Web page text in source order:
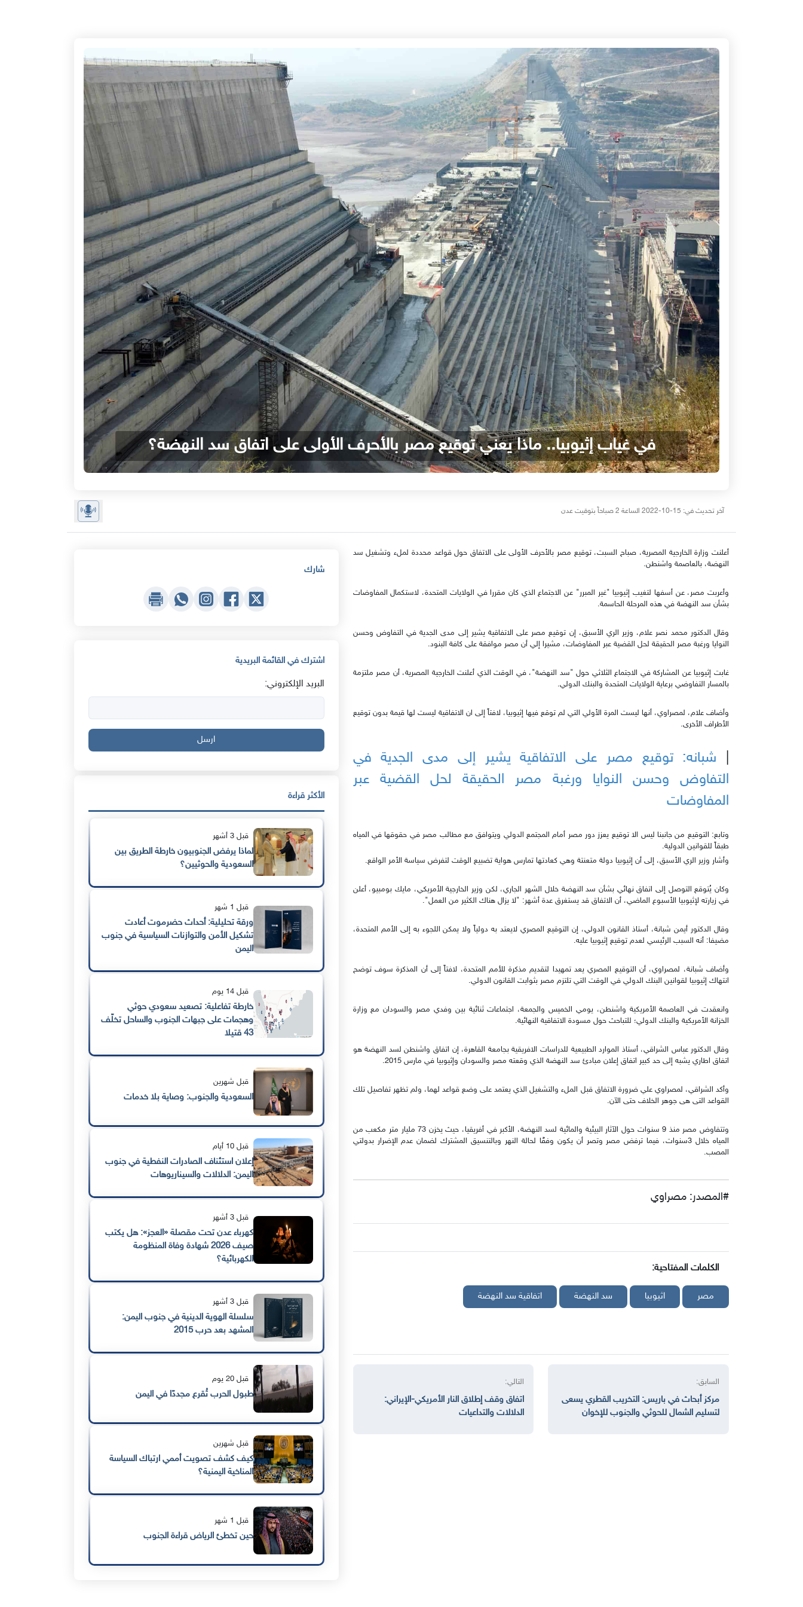
في غياب إثيوبيا.. ماذا يعني توقيع مصر بالأحرف الأولى على اتفاق سد النهضة؟
آخر تحديث في: 15-10-2022 الساعة 2 صباحاً بتوقيت عدن
أعلنت وزارة الخارجية المصرية، صباح السبت، توقيع مصر بالأحرف الأولى على الاتفاق حول قواعد محددة لملء وتشغيل سد
النهضة، بالعاصمة واشنطن.
وأعربت مصر، عن أسفها لتغيب إثيوبيا "غير المبرر" عن الاجتماع الذي كان مقررا في الولايات المتحدة، لاستكمال المفاوضات
بشأن سد النهضة في هذه المرحلة الحاسمة.
وقال الدكتور محمد نصر علام، وزير الري الأسبق، إن توقيع مصر على الاتفاقية يشير إلى مدى الجدية في التفاوض وحسن
النوايا ورغبة مصر الحقيقة لحل القضية عبر المفاوضات، مشيرا إلي أن مصر موافقة على كافة البنود.
غابت إثيوبيا عن المشاركة في الاجتماع الثلاثي حول "سد النهضة"، في الوقت الذي أعلنت الخارجية المصرية، أن مصر ملتزمة
بالمسار التفاوضي برعاية الولايات المتحدة والبنك الدولي.
وأضاف علام، لمصراوي، أنها ليست المرة الأولي التي لم توقع فيها إثيوبيا، لافتاً إلى ان الاتفاقية ليست لها قيمة بدون توقيع
الأطراف الأخرى.
شبانه: توقيع مصر على الاتفاقية يشير إلى مدى الجدية في
التفاوض وحسن النوايا ورغبة مصر الحقيقة لحل القضية عبر
المفاوضات
وتابع: التوقيع من جانبنا ليس الا توقيع يعزز دور مصر أمام المجتمع الدولي ويتوافق مع مطالب مصر في حقوقها في المياه
طبقاً للقوانين الدولية.
وأشار وزير الري الأسبق، إلى أن إثيوبيا دولة متعنتة وهي كعادتها تمارس هواية تضبيع الوقت لتفرض سياسة الأمر الواقع.
وكان يُتوقع التوصل إلى اتفاق نهائي بشأن سد النهضة خلال الشهر الجاري، لكن وزير الخارجية الأمريكي، مايك بومبيو، أعلن
في زيارته لإثيوبيا الأسبوع الماضي، أن الاتفاق قد يستغرق عدة أشهر: "لا يزال هناك الكثير من العمل".
وقال الدكتور أيمن شبانة، أستاذ القانون الدولي، إن التوقيع المصري لايعتد به دولياً ولا يمكن اللجوء به إلى الأمم المتحدة،
مضيفا: أنه السبب الرئيسي لعدم توقيع إثيوبيا عليه.
وأضاف شبانة، لمصراوي، أن التوقيع المصري يعد تمهيدا لتقديم مذكرة للأمم المتحدة، لافتاً إلى أن المذكرة سوف توضح
انتهاك إثيوبيا لقوانين البنك الدولي في الوقت التي تلتزم مصر بثوابت القانون الدولي.
وانعقدت في العاصمة الأمريكية واشنطن، يومي الخميس والجمعة، اجتماعات ثنائية بين وفدي مصر والسودان مع وزارة
الخزانة الأمريكية والبنك الدولي؛ للتباحث حول مسودة الاتفاقية النهائية.
وقال الدكتور عباس الشراقي، أستاذ الموارد الطبيعية للدراسات الافريقية بجامعة القاهرة، إن اتفاق واشنطن لسد النهضة هو
اتفاق اطاري يشبه إلى حد كبير اتفاق إعلان مبادئ سد النهضة الذي وقعته مصر والسودان وإثيوبيا في مارس 2015.
وأكد الشراقي، لمصراوي علي ضرورة الاتفاق قبل الملء والتشغيل الذي يعتمد على وضع قواعد لهما، ولم تظهر تفاصيل تلك
القواعد التى هى جوهر الخلاف حتى الآن.
وتتفاوض مصر منذ 9 سنوات حول الآثار البيئية والمائية لسد النهضة، الأكبر في أفريقيا، حيث يخزن 73 مليار متر مكعب من
المياه خلال 3سنوات، فيما ترفض مصر وتصر أن يكون وفقًا لحالة النهر وبالتنسيق المشترك لضمان عدم الإضرار بدولتي
المصب.
#المصدر: مصراوي
الكلمات المفتاحية:
مصر اثيوبيا سد النهضة اتفاقية سد النهضة
السابق:
مركز أبحاث في باريس: التخريب القطري يسعى
لتسليم الشمال للحوثي والجنوب للإخوان
التالي:
اتفاق وقف إطلاق النار الأمريكي-الإيراني:
الدلالات والتداعيات
شارك
اشترك في القائمة البريدية
البريد الإلكتروني:
ارسل
الأكثر قراءة
قبل 3 أشهر
لماذا يرفض الجنوبيون خارطة الطريق بين
السعودية والحوثيين؟
قبل 1 شهر
ورقة تحليلية: أحداث حضرموت أعادت
تشكيل الأمن والتوازنات السياسية في جنوب
اليمن
قبل 14 يوم
خارطة تفاعلية: تصعيد سعودي حوثي
وهجمات على جبهات الجنوب والساحل تخلّف
43 قتيلا
قبل شهرين
السعودية والجنوب: وصاية بلا خدمات
قبل 10 أيام
إعلان استئناف الصادرات النفطية في جنوب
اليمن: الدلالات والسيناريوهات
قبل 3 أشهر
كهرباء عدن تحت مقصلة «العجز»: هل يكتب
صيف 2026 شهادة وفاة المنظومة
الكهربائية؟
قبل 3 أشهر
سلسلة الهوية الدينية في جنوب اليمن:
المشهد بعد حرب 2015
قبل 20 يوم
طبول الحرب تُقرع مجددًا في اليمن
قبل شهرين
كيف كشف تصويت أممي ارتباك السياسة
المناخية اليمنية؟
قبل 1 شهر
حين تخطئ الرياض قراءة الجنوب